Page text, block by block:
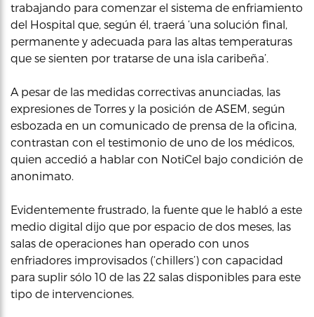
trabajando para comenzar el sistema de enfriamiento
del Hospital que, según él, traerá ‘una solución final,
permanente y adecuada para las altas temperaturas
que se sienten por tratarse de una isla caribeña’.
A pesar de las medidas correctivas anunciadas, las
expresiones de Torres y la posición de ASEM, según
esbozada en un comunicado de prensa de la oficina,
contrastan con el testimonio de uno de los médicos,
quien accedió a hablar con NotiCel bajo condición de
anonimato.
Evidentemente frustrado, la fuente que le habló a este
medio digital dijo que por espacio de dos meses, las
salas de operaciones han operado con unos
enfriadores improvisados (‘chillers’) con capacidad
para suplir sólo 10 de las 22 salas disponibles para este
tipo de intervenciones.